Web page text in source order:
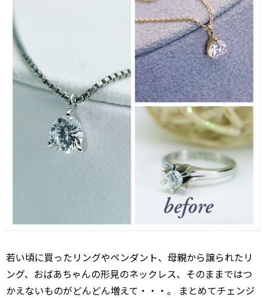
こ
の
期
を
っ
と・・・
若い頃に買ったリングやペンダント、母親から譲られたリ
ング、おばあちゃんの形見のネックレス、そのままではつ
かえないものがどんどん増えて・・・。 まとめてチェンジ